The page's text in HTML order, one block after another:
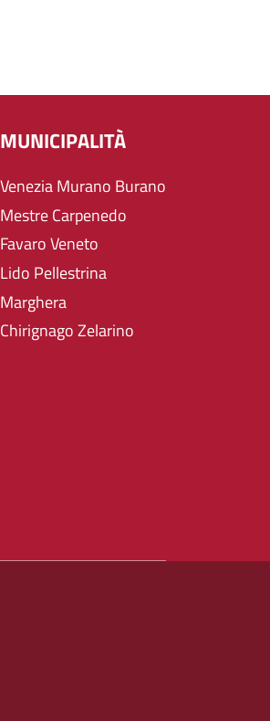
MUNICIPALITÀ
Venezia Murano Burano
Mestre Carpenedo
Favaro Veneto
Lido Pellestrina
Marghera
Chirignago Zelarino